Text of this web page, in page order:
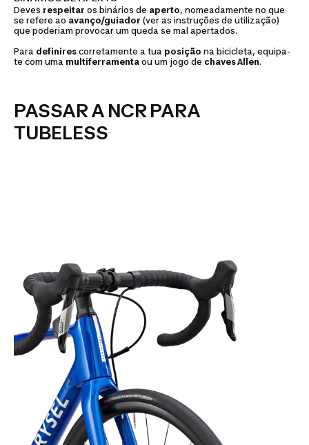
Deves respeitar os binários de aperto, nomeadamente no que
se refere ao avanço/guiador (ver as instruções de utilização)
que poderiam provocar um queda se mal apertados.
Para definires corretamente a tua posição na bicicleta, equipa-
te com uma multiferramenta ou um jogo de chaves Allen.
PASSAR A NCR PARA
TUBELESS